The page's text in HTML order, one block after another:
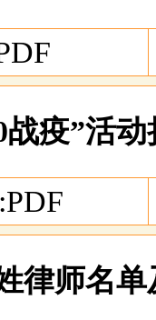
战疫”活
律师名